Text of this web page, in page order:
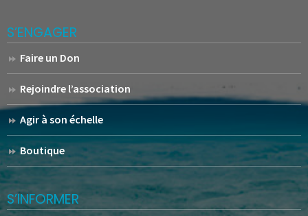
S’ENGAGER
Faire un Don
Rejoindre l’association
Agir à son échelle
Boutique
S’INFORMER